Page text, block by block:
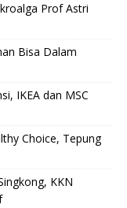
Prof Astri
Bisa Dalam
IKEA dan MSC
Choice, Tepung
KKN